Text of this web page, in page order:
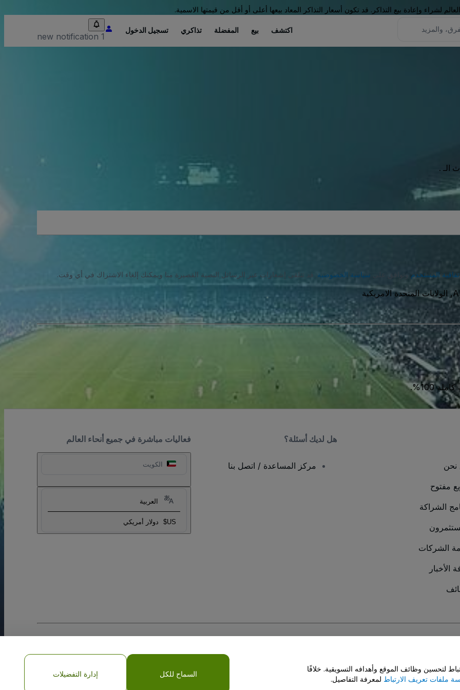
لشراء وإعادة بيع التذاكر. قد تكون أسعار التذاكر المعاد بيعها أعلى أو أقل من قيمتها الاسمية.
اكتشف بيع المفضلة تذاكري تسجيل الدخول
1 new notification
الـ .
المستخدم وتوافق على سياسة الخصوصية . قد تتلقى إشعارات عبر الرسائل النصية القصيرة منا ويمكنك إلغاء الاشتراك في أي وقت.
100%.
فعاليات مباشرة في جميع أنحاء العالم
الكويت
العربية
US$ دولار أمريكي
نحن
مفتوح
الشراكة
الشركات
الأخبار
هل لديك أسئلة؟
مركز المساعدة / اتصل بنا
لتحسين وظائف الموقع وأهدافه التسويقية. خلافًا
ملفات تعريف الارتباط لمعرفة التفاصيل.
السماح للكل إدارة التفضيلات